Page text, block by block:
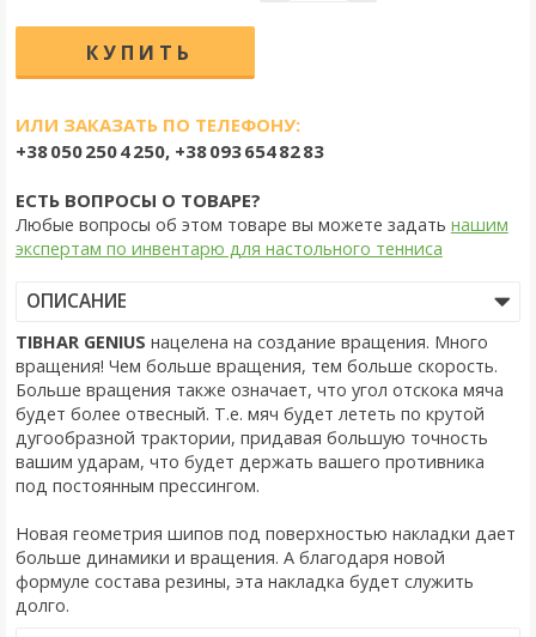
ИЛИ ЗАКАЗАТЬ ПО ТЕЛЕФОНУ:
+38 050 250 4 250, +38 093 654 82 83
ЕСТЬ ВОПРОСЫ О ТОВАРЕ?
Любые вопросы об этом товаре вы можете задать нашим
экспертам по инвентарю для настольного тенниса
ОПИСАНИЕ
TIBHAR GENIUS нацелена на создание вращения. Много
вращения! Чем больше вращения, тем больше скорость.
Больше вращения также означает, что угол отскока мяча
будет более отвесный. Т.е. мяч будет лететь по крутой
дугообразной трактории, придавая большую точность
вашим ударам, что будет держать вашего противника
под постоянным прессингом.
Новая геометрия шипов под поверхностью накладки дает
больше динамики и вращения. А благодаря новой
формуле состава резины, эта накладка будет служить
долго.